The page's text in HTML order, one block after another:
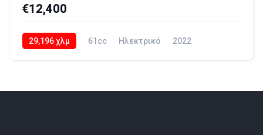
€12,400
29,196 χλμ 61cc Ηλεκτρικό 2022